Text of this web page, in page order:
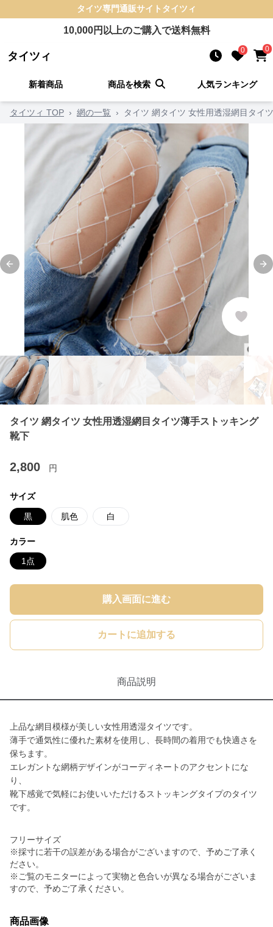
タイツ専門通販サイト タイツィ
10,000円以上のご購入で送料無料
タイツィ 0 0
新着商品 商品を検索 人気ランキング
タイツィ TOP › 網の一覧 › タイツ 網タイツ 女性用透湿網目タイ
Previous slide
タイツ 網タイツ 女性用透湿網目タイツ薄手ストッキング
靴下
2,800 円
サイズ
黒 肌色 白
カラー
1点
購入画面に進む
カートに追加する
商品説明
上品な網目模様が美しい女性用透湿タイツです。
薄手で通気性に優れた素材を使用し、長時間の着用でも快適さを
保ちます。
エレガントな網柄デザインがコーディネートのアクセントにな
り、
靴下感覚で気軽にお使いいただけるストッキングタイプのタイツ
です。
フリーサイズ
※採寸に若干の誤差がある場合がございますので、予めご了承く
ださい。
※ご覧のモニターによって実物と色合いが異なる場合がございま
すので、予めご了承ください。
商品画像